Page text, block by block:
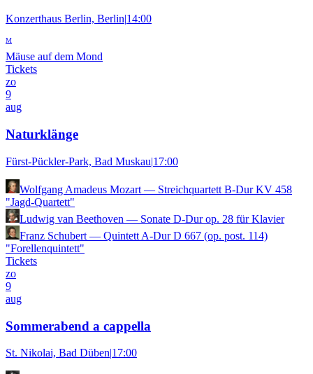
Konzerthaus Berlin, Berlin|14:00
M
Mäuse auf dem Mond
Tickets
zo
9
aug
Naturklänge
Fürst-Pückler-Park, Bad Muskau|17:00
Wolfgang Amadeus Mozart — Streichquartett B-Dur KV 458
"Jagd-Quartett"
Ludwig van Beethoven — Sonate D-Dur op. 28 für Klavier
Franz Schubert — Quintett A-Dur D 667 (op. post. 114)
"Forellenquintett"
Tickets
zo
9
aug
Sommerabend a cappella
St. Nikolai, Bad Düben|17:00